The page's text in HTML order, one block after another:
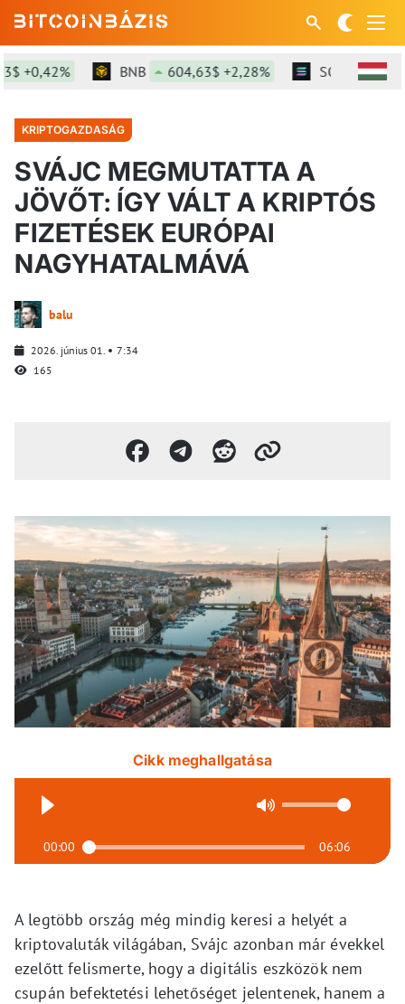
BNB 604,63$ +2,28% SOL 76,47$
KRIPTOGAZDASÁG
SVÁJC MEGMUTATTA A
JÖVŐT: ÍGY VÁLT A KRIPTÓS
FIZETÉSEK EURÓPAI
NAGYHATALMÁVÁ
balu
2026. június 01.
7:34
165
Cikk meghallgatása
00:00 06:06
A legtöbb ország még mindig keresi a helyét a
kriptovaluták világában, Svájc azonban már évekkel
ezelőtt felismerte, hogy a digitális eszközök nem
csupán befektetési lehetőséget jelentenek, hanem a